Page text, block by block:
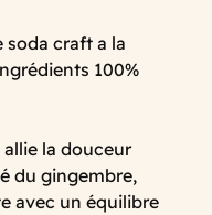
soda craft a la
100%
la douceur
du gingembre,
avec un équilibre